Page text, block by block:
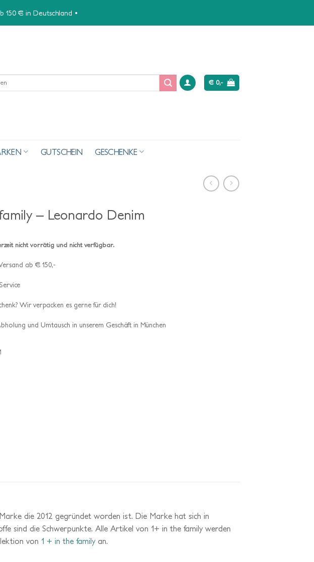
150 € in Deutschland •
€ 0,-
GUTSCHEIN GESCHENKE
– Leonardo Denim
nicht vorrätig und nicht verfügbar.
ab € 150,-
Wir verpacken es gerne für dich!
und Umtausch in unserem Geschäft in München
die 2012 gegründet worden ist. Die Marke hat sich in
sind die Schwerpunkte. Alle Artikel von 1+ in the family werden
von 1 + in the familyan.